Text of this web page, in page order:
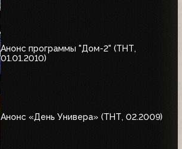
Анонс программы "Дом-2" (ТНТ,
01.01.2010)
Анонс «День Универа» (ТНТ, 02.2009)